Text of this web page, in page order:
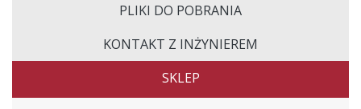
PLIKI DO POBRANIA
KONTAKT Z INŻYNIEREM
SKLEP